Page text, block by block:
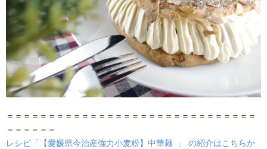
＝＝＝＝＝＝＝＝＝＝＝＝＝＝＝＝＝＝＝＝＝＝＝＝＝＝＝＝＝＝
＝＝＝＝＝＝
レシピ「【愛媛県今治産強力小麦粉】中華麺 」 の紹介はこちらか